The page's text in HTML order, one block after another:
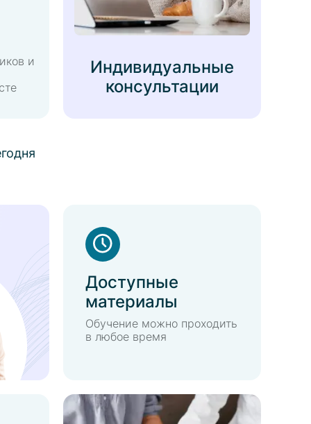
и
Индивидуальные
консультации
Доступные
материалы
Обучение можно проходить
в любое время